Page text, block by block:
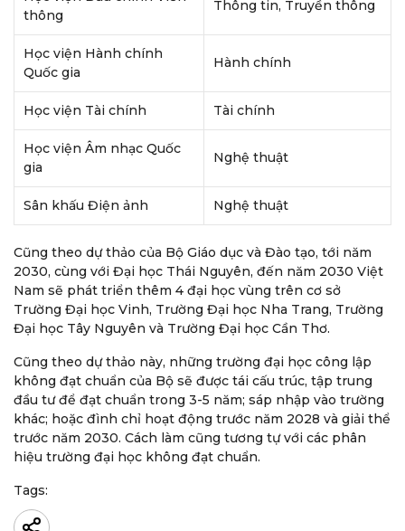
thông
Thông tin, Truyền thông
Học viện Hành chính
Quốc gia
Hành chính
Học viện Tài chính Tài chính
Học viện Âm nhạc Quốc
gia
Nghệ thuật
Sân khấu Điện ảnh Nghệ thuật
Cũng theo dự thảo của Bộ Giáo dục và Đào tạo, tới năm
2030, cùng với Đại học Thái Nguyên, đến năm 2030 Việt
Nam sẽ phát triển thêm 4 đại học vùng trên cơ sở
Trường Đại học Vinh, Trường Đại học Nha Trang, Trường
Đại học Tây Nguyên và Trường Đại học Cần Thơ.
Cũng theo dự thảo này, những trường đại học công lập
không đạt chuẩn của Bộ sẽ được tái cấu trúc, tập trung
đầu tư để đạt chuẩn trong 3-5 năm; sáp nhập vào trường
khác; hoặc đình chỉ hoạt động trước năm 2028 và giải thể
trước năm 2030. Cách làm cũng tương tự với các phân
hiệu trường đại học không đạt chuẩn.
Tags: